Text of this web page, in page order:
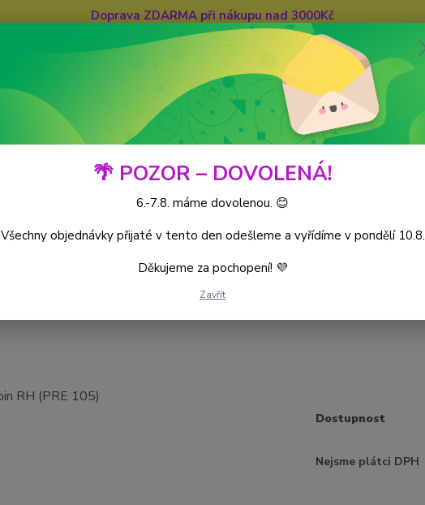
Doprava ZDARMA při nákupu nad 3000Kč
Hledat
Dostupnost
Nejsme plátci DPH
🌴 POZOR – DOVOLENÁ!
6.-7.8. máme dovolenou. 😊
Všechny objednávky přijaté v tento den odešleme a vyřídíme v pondělí 10.8.
Děkujeme za pochopení! 💜
Zavřít